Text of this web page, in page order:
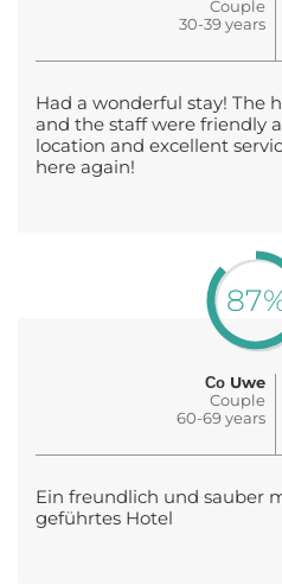
Couple
30-39 years
Had a wonderful stay! The
and the staff were friendly
location and excellent
here again!
Со Uwe
Couple
60-69 years
Ein freundlich und sauber
geführtes Hotel